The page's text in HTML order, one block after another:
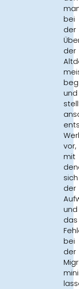
bei
der
der
und
vor,
mit
sich
der
und
das
bei
der